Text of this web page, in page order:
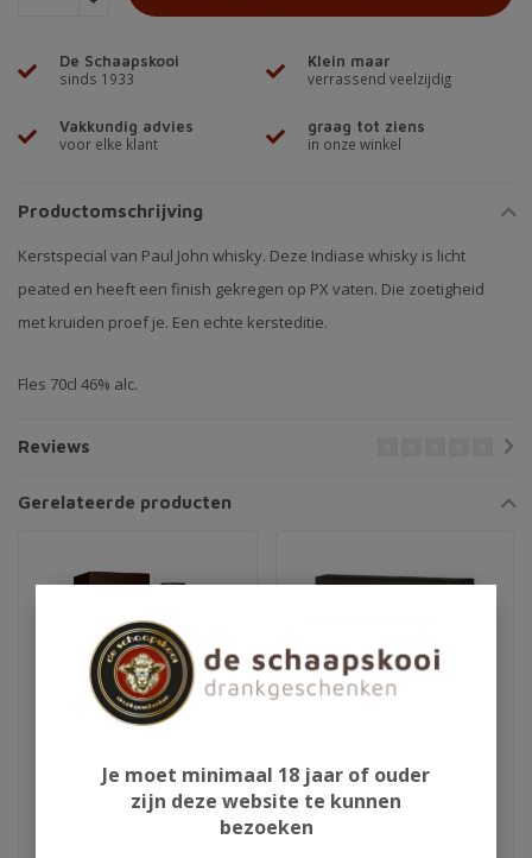
De Schaapskooi
sinds 1933
Klein maar
verrassend veelzijdig
Vakkundig advies
voor elke klant
graag tot ziens
in onze winkel
Productomschrijving
Kerstspecial van Paul John whisky. Deze Indiase whisky is licht
peated en heeft een finish gekregen op PX vaten. Die zoetigheid
met kruiden proef je. Een echte kersteditie.
Fles 70cl 46% alc.
Reviews
Gerelateerde producten
Penderyn miniset
Je moet minimaal 18 jaar of ouder
zijn deze website te kunnen
bezoeken